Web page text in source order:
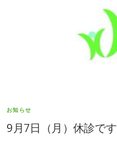
お知らせ
9月7日（月）休診です